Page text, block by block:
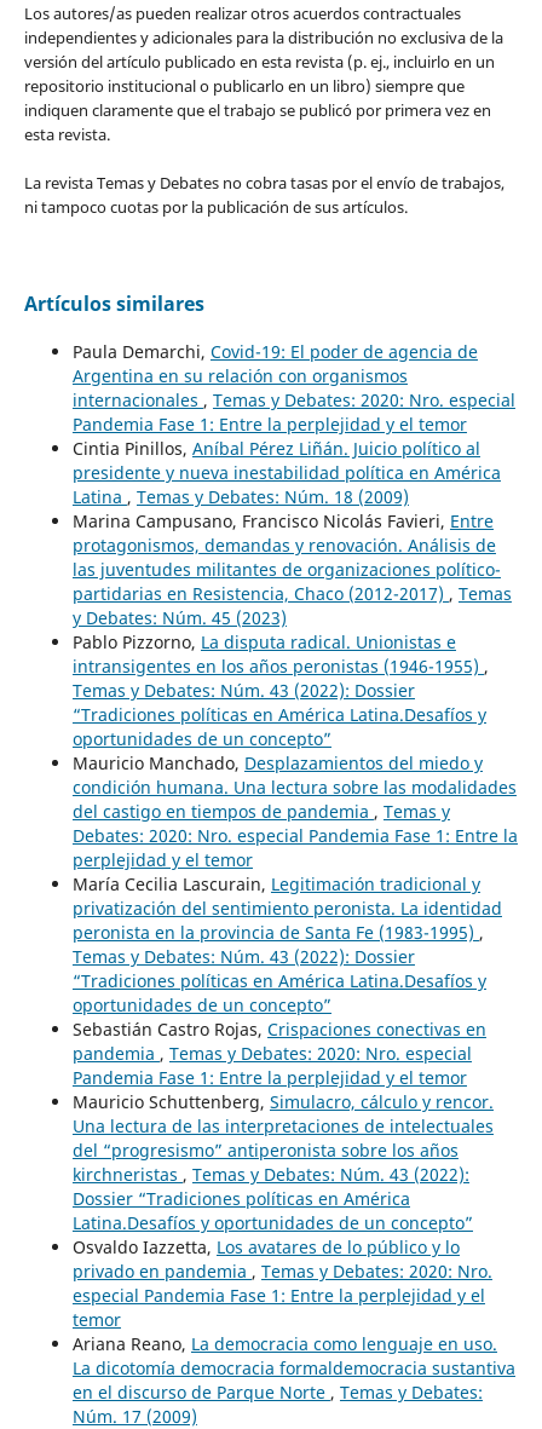
Los autores/as pueden realizar otros acuerdos contractuales
independientes y adicionales para la distribución no exclusiva de la
versión del artículo publicado en esta revista (p. ej., incluirlo en un
repositorio institucional o publicarlo en un libro) siempre que
indiquen claramente que el trabajo se publicó por primera vez en
esta revista.
La revista Temas y Debates no cobra tasas por el envío de trabajos,
ni tampoco cuotas por la publicación de sus artículos.
Artículos similares
Paula Demarchi, Covid-19: El poder de agencia de
Argentina en su relación con organismos
internacionales , Temas y Debates: 2020: Nro. especial
Pandemia Fase 1: Entre la perplejidad y el temor
Cintia Pinillos, Aníbal Pérez Liñán. Juicio político al
presidente y nueva inestabilidad política en América
Latina , Temas y Debates: Núm. 18 (2009)
Marina Campusano, Francisco Nicolás Favieri, Entre
protagonismos, demandas y renovación. Análisis de
las juventudes militantes de organizaciones político-
partidarias en Resistencia, Chaco (2012-2017) , Temas
y Debates: Núm. 45 (2023)
Pablo Pizzorno, La disputa radical. Unionistas e
intransigentes en los años peronistas (1946-1955) ,
Temas y Debates: Núm. 43 (2022): Dossier
“Tradiciones políticas en América Latina.Desafíos y
oportunidades de un concepto”
Mauricio Manchado, Desplazamientos del miedo y
condición humana. Una lectura sobre las modalidades
del castigo en tiempos de pandemia , Temas y
Debates: 2020: Nro. especial Pandemia Fase 1: Entre la
perplejidad y el temor
María Cecilia Lascurain, Legitimación tradicional y
privatización del sentimiento peronista. La identidad
peronista en la provincia de Santa Fe (1983-1995) ,
Temas y Debates: Núm. 43 (2022): Dossier
“Tradiciones políticas en América Latina.Desafíos y
oportunidades de un concepto”
Sebastián Castro Rojas, Crispaciones conectivas en
pandemia , Temas y Debates: 2020: Nro. especial
Pandemia Fase 1: Entre la perplejidad y el temor
Mauricio Schuttenberg, Simulacro, cálculo y rencor.
Una lectura de las interpretaciones de intelectuales
del “progresismo” antiperonista sobre los años
kirchneristas , Temas y Debates: Núm. 43 (2022):
Dossier “Tradiciones políticas en América
Latina.Desafíos y oportunidades de un concepto”
Osvaldo Iazzetta, Los avatares de lo público y lo
privado en pandemia , Temas y Debates: 2020: Nro.
especial Pandemia Fase 1: Entre la perplejidad y el
temor
Ariana Reano, La democracia como lenguaje en uso.
La dicotomía democracia formaldemocracia sustantiva
en el discurso de Parque Norte , Temas y Debates:
Núm. 17 (2009)